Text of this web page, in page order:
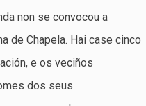
non se convocou a
de Chapela. Hai case cinco
e os veciños
dos seus